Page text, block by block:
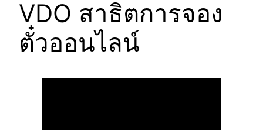
VDO สาธิตการจอง
ตั๋วออนไลน์